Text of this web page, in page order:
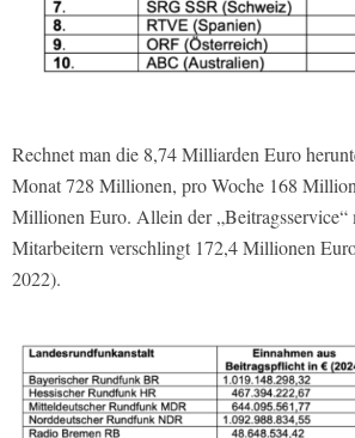
Rechnet man die 8,74 Milliarden Euro
Monat 728 Millionen, pro Woche 168
Millionen Euro. Allein der „Beitragsservice“
Mitarbeitern verschlingt 172,4 Millionen
2022).